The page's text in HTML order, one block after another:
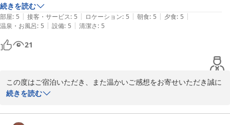
サウナもあっていつも長風呂してしまいます。
川のせせらぎを聴きながらのゆっくり入眠が日頃の疲れを癒してくれま
す。
続きを読む
部屋: 5 | 接客・サービス: 5 | ロケーション: 5 | 朝食: 5 | 夕食: 5 |
温泉・お風呂: 5 | 設備: 5 | 清潔さ: 5
21
この度はご宿泊いただき、また温かいご感想をお寄せいただき誠に
ありがとうございます。
続きを読む